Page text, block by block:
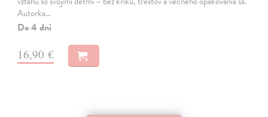
Autorka…
Do 4 dní
16,90 €